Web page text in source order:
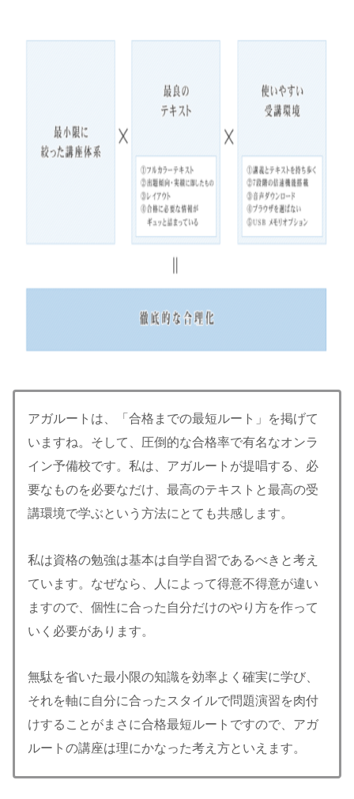
アガルートは、「合格までの最短ルート」を掲げて
いますね。そして、圧倒的な合格率で有名なオンラ
イン予備校です。私は、アガルートが提唱する、必
要なものを必要なだけ、最高のテキストと最高の受
講環境で学ぶという方法にとても共感します。
私は資格の勉強は基本は自学自習であるべきと考え
ています。なぜなら、人によって得意不得意が違い
ますので、個性に合った自分だけのやり方を作って
いく必要があります。
無駄を省いた最小限の知識を効率よく確実に学び、
それを軸に自分に合ったスタイルで問題演習を肉付
けすることがまさに合格最短ルートですので、アガ
ルートの講座は理にかなった考え方といえます。